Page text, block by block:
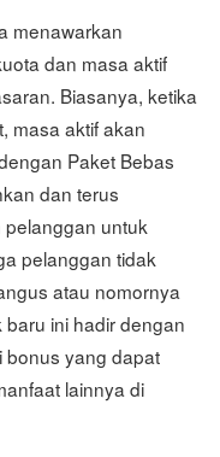
menawarkan
dan masa aktif
Biasanya, ketika
masa aktif akan
Paket Bebas
dan terus
untuk
pelanggan tidak
atau nomornya
baru ini hadir dengan
bonus yang dapat
lainnya di